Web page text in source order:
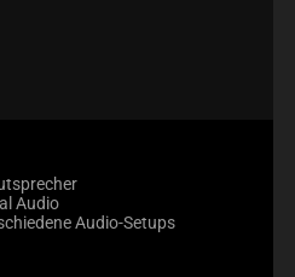
Audio
Audio-Setups